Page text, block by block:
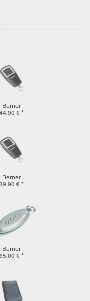
Berner
44,90 € *
Berner
39,90 € *
Berner
Blue
65,00 € *